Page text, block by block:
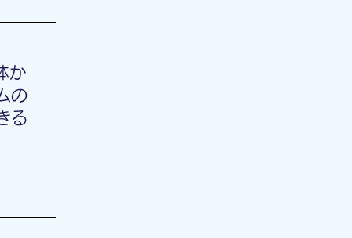
か
の
る